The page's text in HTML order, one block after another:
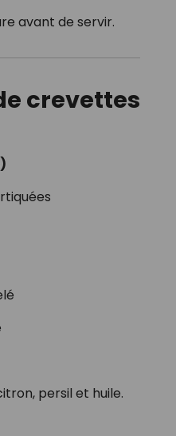
avant de servir.
crevettes
persil et huile.